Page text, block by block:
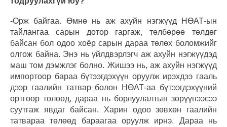
-Орж байгаа. Өмнө нь аж ахуйн нэгжүүд НӨАТ-ын
тайлангаа сарын дотор гаргаж, төлбөрөө төлдөг
байсан бол одоо хоёр сарын дараа төлөх боломжийг
олгож байна. Энэ нь үйлдвэрлэгч аж ахуйн нэгжүүдэд
маш том дэмжлэг болно. Жишээ нь, аж ахуйн нэгжүүд
импортоор бараа бүтээгдэхүүн оруулж ирэхдээ гааль
дээр гаалийн татвар болон НӨАТ-аа бүтээгдэхүүний
өртгөөр төлөөд, дараа нь борлуулалтын зөрүүнээсээ
суутгаж явдаг байсан. Харин одоо зөвхөн гаалийн
татвараа төлөөд бараагаа оруулж ирнэ. Дараа нь